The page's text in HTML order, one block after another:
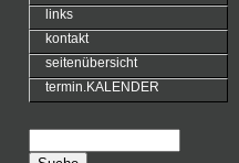
links
kontakt
seitenübersicht
termin.KALENDER